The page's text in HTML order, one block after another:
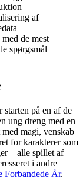
af
de mest
spørgsmål
starten på en af de
ung dreng med en
magi, venskab
for karakterer som
– alle spillet af
i andre
Forbandede År.